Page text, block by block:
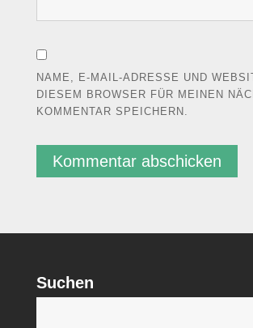
NAME, E-MAIL-ADRESSE UND
DIESEM BROWSER FÜR MEINEN
KOMMENTAR SPEICHERN.
Suchen